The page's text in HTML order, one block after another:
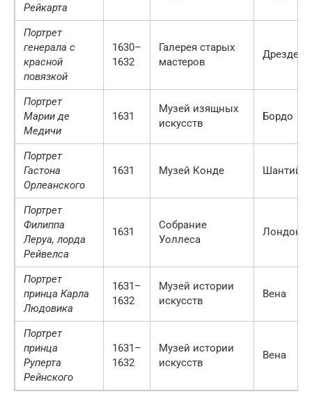
Рейкарта
Портрет
генерала с
красной
повязкой
1630–
1632
Галерея старых
мастеров
Дрезден
Портрет
Марии де
Медичи
1631
Музей изящных
искусств
Бордо
Портрет
Гастона
Орлеанского
1631 Музей Конде Шантийи
Портрет
Филиппа
Леруа, лорда
Рейвелса
1631
Собрание
Уоллеса
Лондон
Портрет
принца Карла
Людовика
1631–
1632
Музей истории
искусств
Вена
Портрет
принца
Руперта
Рейнского
1631–
1632
Музей истории
искусств
Вена